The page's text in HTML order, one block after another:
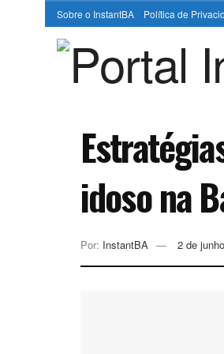
Sobre o InstantBA Política de
idoso na
Por: InstantBA 2 de